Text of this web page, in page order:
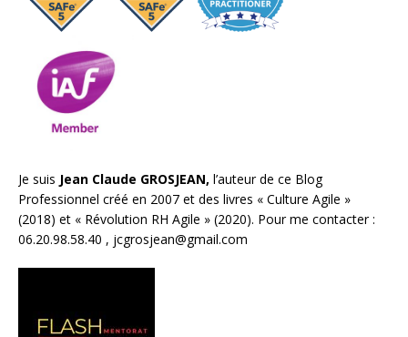
Je suis Jean Claude GROSJEAN, l’auteur de ce Blog
Professionnel créé en 2007 et des livres « Culture Agile »
(2018) et « Révolution RH Agile » (2020). Pour me contacter :
06.20.98.58.40 , jcgrosjean@gmail.com